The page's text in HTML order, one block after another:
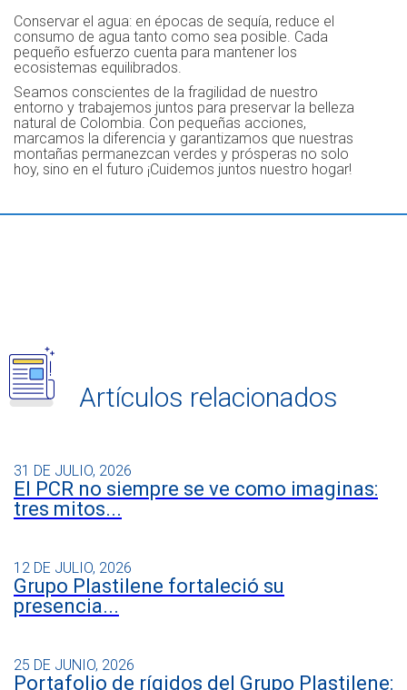
Conservar el agua: en épocas de sequía, reduce el
consumo de agua tanto como sea posible. Cada
pequeño esfuerzo cuenta para mantener los
ecosistemas equilibrados.
Seamos conscientes de la fragilidad de nuestro
entorno y trabajemos juntos para preservar la belleza
natural de Colombia. Con pequeñas acciones,
marcamos la diferencia y garantizamos que nuestras
montañas permanezcan verdes y prósperas no solo
hoy, sino en el futuro ¡Cuidemos juntos nuestro hogar!
Artículos relacionados
31 DE JULIO, 2026
El PCR no siempre se ve como imaginas:
tres mitos...
12 DE JULIO, 2026
Grupo Plastilene fortaleció su
presencia...
25 DE JUNIO, 2026
Portafolio de rígidos del Grupo Plastilene: